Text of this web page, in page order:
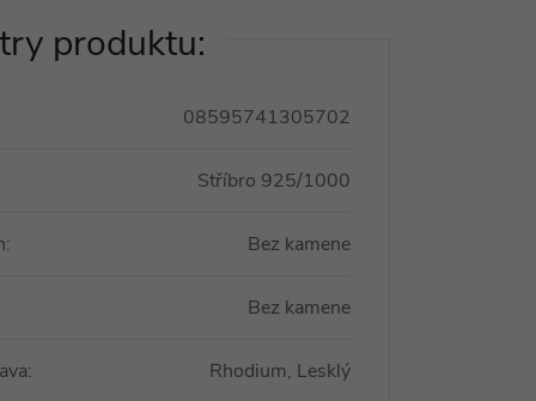
produktu:
08595741305702
Stříbro 925/1000
: Bez kamene
Bez kamene
: Rhodium, Lesklý